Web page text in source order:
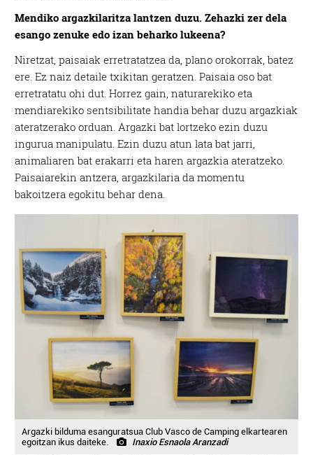
Mendiko argazkilaritza lantzen duzu. Zehazki zer dela
esango zenuke edo izan beharko lukeena?
Niretzat, paisaiak erretratatzea da, plano orokorrak, batez
ere. Ez naiz detaile txikitan geratzen. Paisaia oso bat
erretratatu ohi dut. Horrez gain, naturarekiko eta
mendiarekiko sentsibilitate handia behar duzu argazkiak
ateratzerako orduan. Argazki bat lortzeko ezin duzu
ingurua manipulatu. Ezin duzu atun lata bat jarri,
animaliaren bat erakarri eta haren argazkia ateratzeko.
Paisaiarekin antzera, argazkilaria da momentu
bakoitzera egokitu behar dena.
Argazki bilduma esanguratsua Club Vasco de Camping elkartearen
egoitzan ikus daiteke.
Inaxio Esnaola Aranzadi